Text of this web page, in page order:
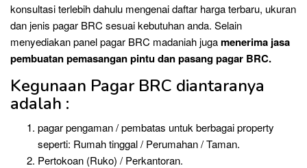
konsultasi terlebih dahulu mengenai daftar harga terbaru, ukuran
dan jenis pagar BRC sesuai kebutuhan anda. Selain
menyediakan panel pagar BRC madaniah jugamenerima jasa
pembuatan pemasangan pintu dan pasang pagar BRC.
Kegunaan Pagar BRC diantaranya
adalah :
pagar pengaman / pembatas untuk berbagai property
seperti: Rumah tinggal / Perumahan / Taman.
Pertokoan (Ruko) / Perkantoran.